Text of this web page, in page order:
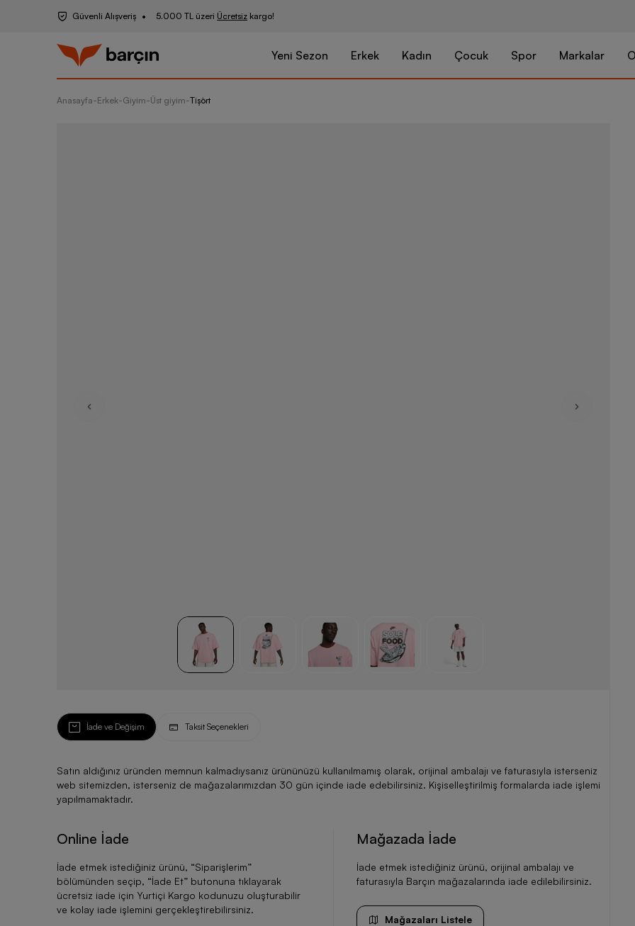
Güvenli Alışveriş 5.000 TL üzeri Ücretsiz kargo!
Yeni Sezon Erkek Kadın Çocuk Spor Markalar
Anasayfa-Erkek-Giyim-Üst giyim-Tişört
Nike
İade ve Değişim Taksit Seçenekleri
Satın aldığınız üründen memnun kalmadıysanız ürününüzü kullanılmamış olarak, orijinal ambalajı ve faturasıyla isterseniz
web sitemizden, isterseniz de mağazalarımızdan 30 gün içinde iade edebilirsiniz. Kişiselleştirilmiş formalarda iade işlemi
yapılmamaktadır.
Online İade
İade etmek istediğiniz ürünü, “Siparişlerim”
bölümünden seçip, “İade Et” butonuna tıklayarak
ücretsiz iade için Yurtiçi Kargo kodunuzu oluşturabilir
ve kolay iade işlemini gerçekleştirebilirsiniz.
Mağazada İade
İade etmek istediğiniz ürünü, orijinal ambalajı ve
faturasıyla Barçın mağazalarında iade edilebilirsiniz.
Mağazaları Listele